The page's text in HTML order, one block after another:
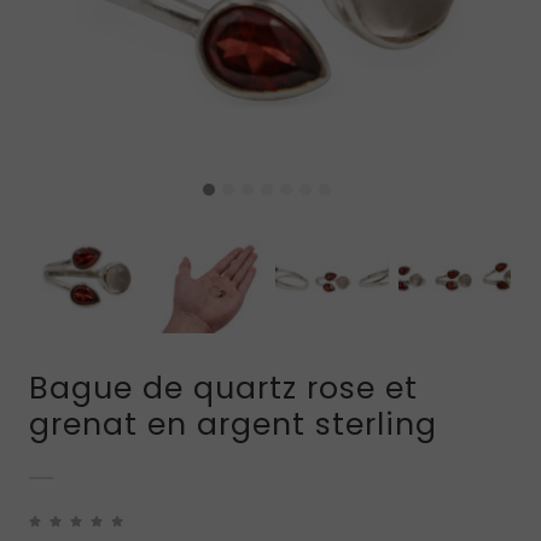
Bague de quartz rose et
grenat en argent sterling